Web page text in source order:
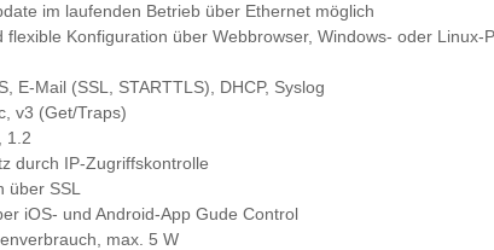
im laufenden Betrieb über Ethernet möglich
flexible Konfiguration über Webbrowser, Windows- oder Linux-
E-Mail (SSL, STARTTLS), DHCP, Syslog
v3 (Get/Traps)
1.2
durch IP-Zugriffskontrolle
über SSL
iOS- und Android-App Gude Control
max. 5 W